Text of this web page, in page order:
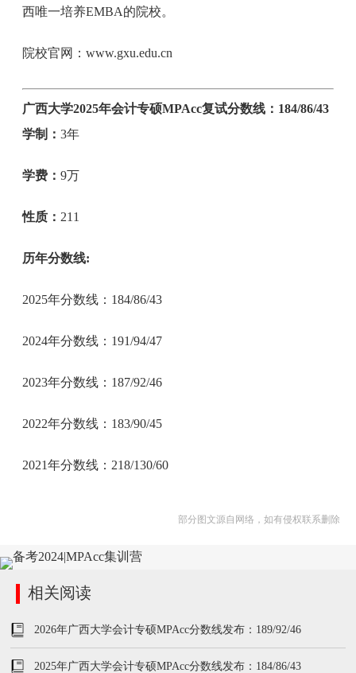
西唯一培养EMBA的院校。
院校官网：www.gxu.edu.cn
广西大学2025年会计专硕MPAcc复试分数线：184/86/43
学制：3年
学费：9万
性质： 211
历年分数线:
2025年分数线：184/86/43
2024年分数线：191/94/47
2023年分数线：187/92/46
2022年分数线：183/90/45
2021年分数线：218/130/60
部分图文源自网络，如有侵权联系删除
相关阅读
2026年广西大学会计专硕MPAcc分数线发布：189/92/46
2025年广西大学会计专硕MPAcc分数线发布：184/86/43